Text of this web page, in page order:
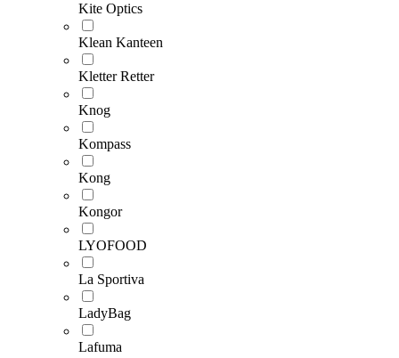
Kite Optics
Klean Kanteen
Kletter Retter
Knog
Kompass
Kong
Kongor
LYOFOOD
La Sportiva
LadyBag
Lafuma